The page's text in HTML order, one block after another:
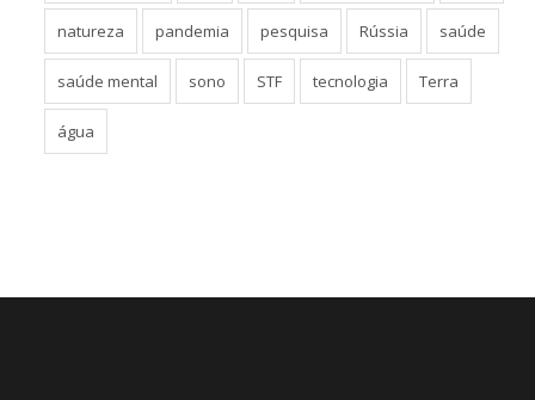
natureza pandemia pesquisa Rússia saúde
saúde mental sono STF tecnologia Terra
água